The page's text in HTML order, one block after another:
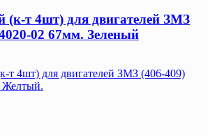
(к-т 4шт) для двигателей ЗМЗ
02 67мм. Зеленый